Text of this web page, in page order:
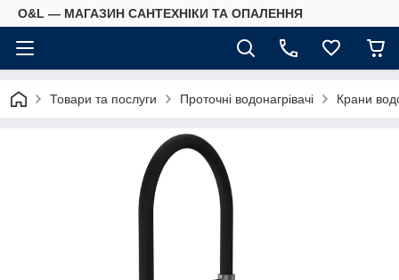
O&L — МАГАЗИН САНТЕХНІКИ ТА ОПАЛЕННЯ
Товари та послуги Проточні водонагрівачі Крани